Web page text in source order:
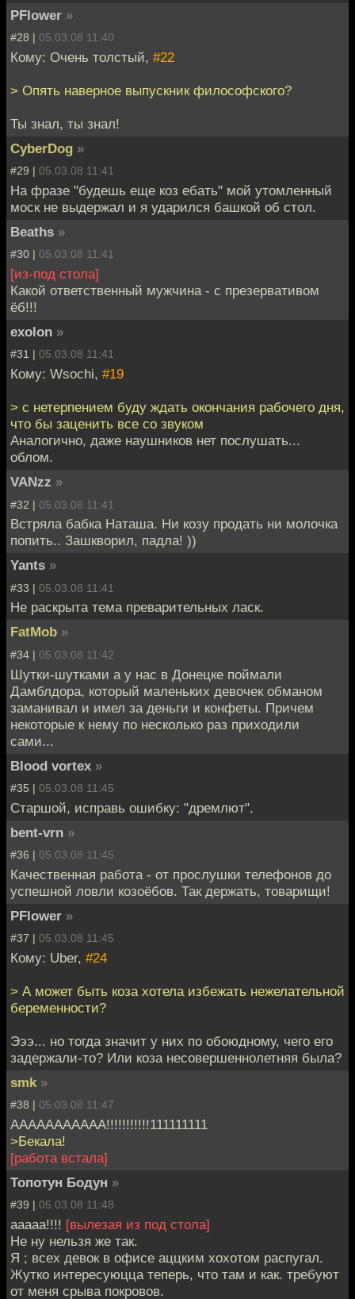
PFlower »
#28 | 05.03.08 11:40
Кому: Очень толстый, #22
> Опять наверное выпускник философского?
Ты знал, ты знал!
CyberDog »
#29 | 05.03.08 11:41
На фразе "будешь еще коз ебать" мой утомленный
моск не выдержал и я ударился башкой об стол.
Beaths »
#30 | 05.03.08 11:41
[из-под стола]
Какой ответственный мужчина - с презервативом
ёб!!!
exolon »
#31 | 05.03.08 11:41
Кому: Wsochi, #19
> с нетерпением буду ждать окончания рабочего дня,
что бы заценить все со звуком
Аналогично, даже наушников нет послушать...
облом.
VANzz »
#32 | 05.03.08 11:41
Встряла бабка Наташа. Ни козу продать ни молочка
попить.. Зашкворил, падла! ))
Yants »
#33 | 05.03.08 11:41
Не раскрыта тема преварительных ласк.
FatMob »
#34 | 05.03.08 11:42
Шутки-шутками а у нас в Донецке поймали
Дамблдора, который маленьких девочек обманом
заманивал и имел за деньги и конфеты. Причем
некоторые к нему по несколько раз приходили
сами...
Blood vortex »
#35 | 05.03.08 11:45
Старшой, исправь ошибку: "дремлют".
bent-vrn »
#36 | 05.03.08 11:45
Качественная работа - от прослушки телефонов до
успешной ловли козоёбов. Так держать, товарищи!
PFlower »
#37 | 05.03.08 11:45
Кому: Uber, #24
> А может быть коза хотела избежать нежелательной
беременности?
Эээ... но тогда значит у них по обоюдному, чего его
задержали-то? Или коза несовершеннолетняя была?
smk »
#38 | 05.03.08 11:47
ААААААААААА!!!!!!!!!!!111111111
>Бекала!
[работа встала]
Топотун Бодун »
#39 | 05.03.08 11:48
ааааа!!!! [вылезая из под стола]
Не ну нельзя же так.
Я ; всех девок в офисе аццким хохотом распугал.
Жутко интересуюцца теперь, что там и как. требуют
от меня срыва покровов.